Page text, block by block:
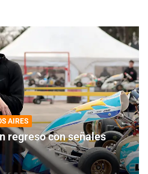
AIRES
regreso con señales